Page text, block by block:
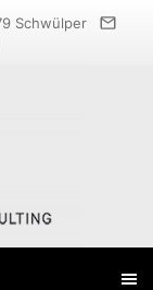
Schwülper